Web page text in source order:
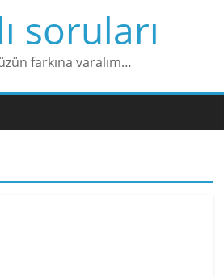
soruları
farkına varalım…